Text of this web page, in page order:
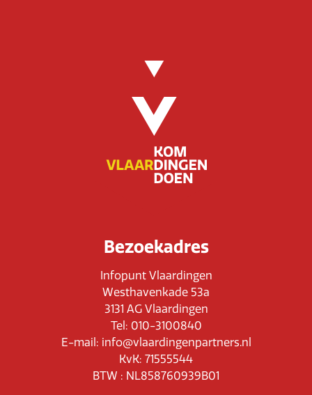
Bezoekadres
Infopunt Vlaardingen
Westhavenkade 53a
3131 AG Vlaardingen
Tel: 010-3100840
E-mail: info@vlaardingenpartners.nl
KvK: 71555544
BTW : NL858760939B01